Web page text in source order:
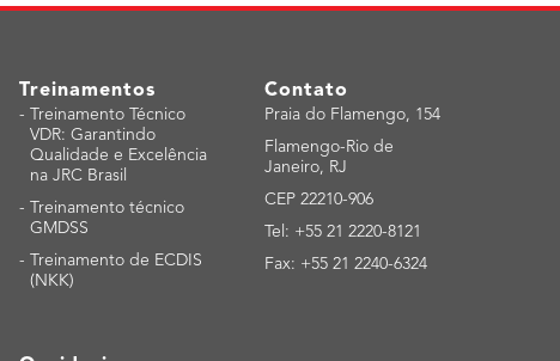
Treinamentos
-
Treinamento Técnico
VDR: Garantindo
Qualidade e Excelência
na JRC Brasil
-
Treinamento técnico
GMDSS
-
Treinamento de ECDIS
(NKK)
Contato
Praia do Flamengo, 154
Flamengo-Rio de
Janeiro, RJ
CEP 22210-906
Tel: +55 21 2220-8121
Fax: +55 21 2240-6324